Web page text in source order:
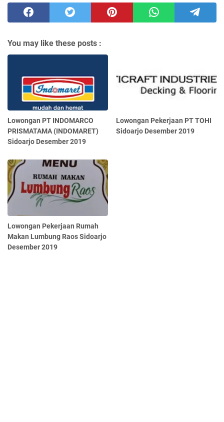
You may like these posts :
Lowongan PT INDOMARCO
PRISMATAMA (INDOMARET)
Sidoarjo Desember 2019
Lowongan Pekerjaan PT TOHI
Sidoarjo Desember 2019
Lowongan Pekerjaan Rumah
Makan Lumbung Raos Sidoarjo
Desember 2019